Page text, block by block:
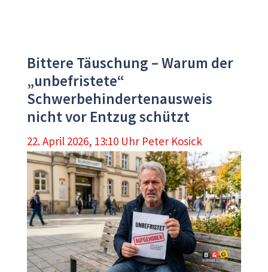
Bittere Täuschung – Warum der
„unbefristete“
Schwerbehindertenausweis
nicht vor Entzug schützt
22. April 2026, 13:10 Uhr Peter Kosick